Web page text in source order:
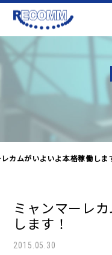
カムがいよいよ本格稼働しま
ミャンマーレ
します！
2015.05.30